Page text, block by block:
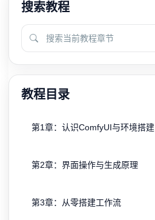
搜索教程
教程目录
第1章：认识ComfyUI与环境搭建
第2章：界面操作与生成原理
第3章：从零搭建工作流